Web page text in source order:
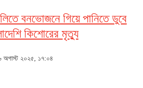
বনভোজনে গিয়ে পানিতে ডুবে
কিশোরের মৃত্যু
অগাস্ট ২০২৫, ১৭:০৪